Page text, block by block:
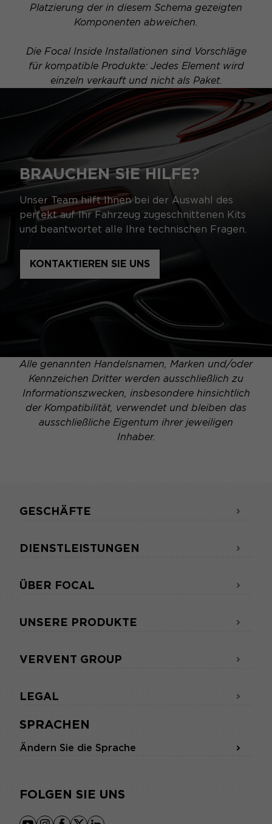
Platzierung der in diesem Schema gezeigten
Komponenten abweichen.
Die Focal Inside Installationen sind Vorschläge
für kompatible Produkte: Jedes Element wird
einzeln verkauft und nicht als Paket.
BRAUCHEN SIE HILFE?
Unser Team hilft Ihnen bei der Auswahl des
perfekt auf Ihr Fahrzeug zugeschnittenen Kits
und beantwortet alle Ihre technischen Fragen.
KONTAKTIEREN SIE UNS
Alle genannten Handelsnamen, Marken und/oder
Kennzeichen Dritter werden ausschließlich zu
Informationszwecken, insbesondere hinsichtlich
der Kompatibilität, verwendet und bleiben das
ausschließliche Eigentum ihrer jeweiligen
Inhaber.
SPRACHEN
Ändern Sie die Sprache
FOLGEN SIE UNS
GESCHÄFTE
DIENSTLEISTUNGEN
ÜBER FOCAL
UNSERE PRODUKTE
VERVENT GROUP
LEGAL